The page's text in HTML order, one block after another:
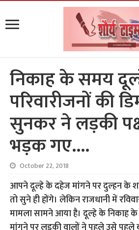
निकाह के समय
परिवारीजनों की
सुनकर ने लड़की
भड़क गए….
October 22, 2018
आपने दूल्हे के दहेज मांगने पर दुल्हन के
तो सुने ही होंगे। लेकिन राजधानी में
मामला सामने आया है। दूल्हे के निकाह